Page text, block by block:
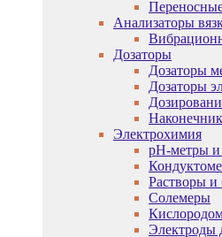
Анализаторы
Дозаторы
Дозаторы
Дозаторы
Электрохимия
pH-метры
Растворы и
Солемеры
Электроды